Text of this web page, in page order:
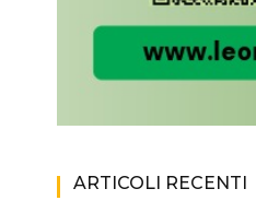
ARTICOLI RECENTI